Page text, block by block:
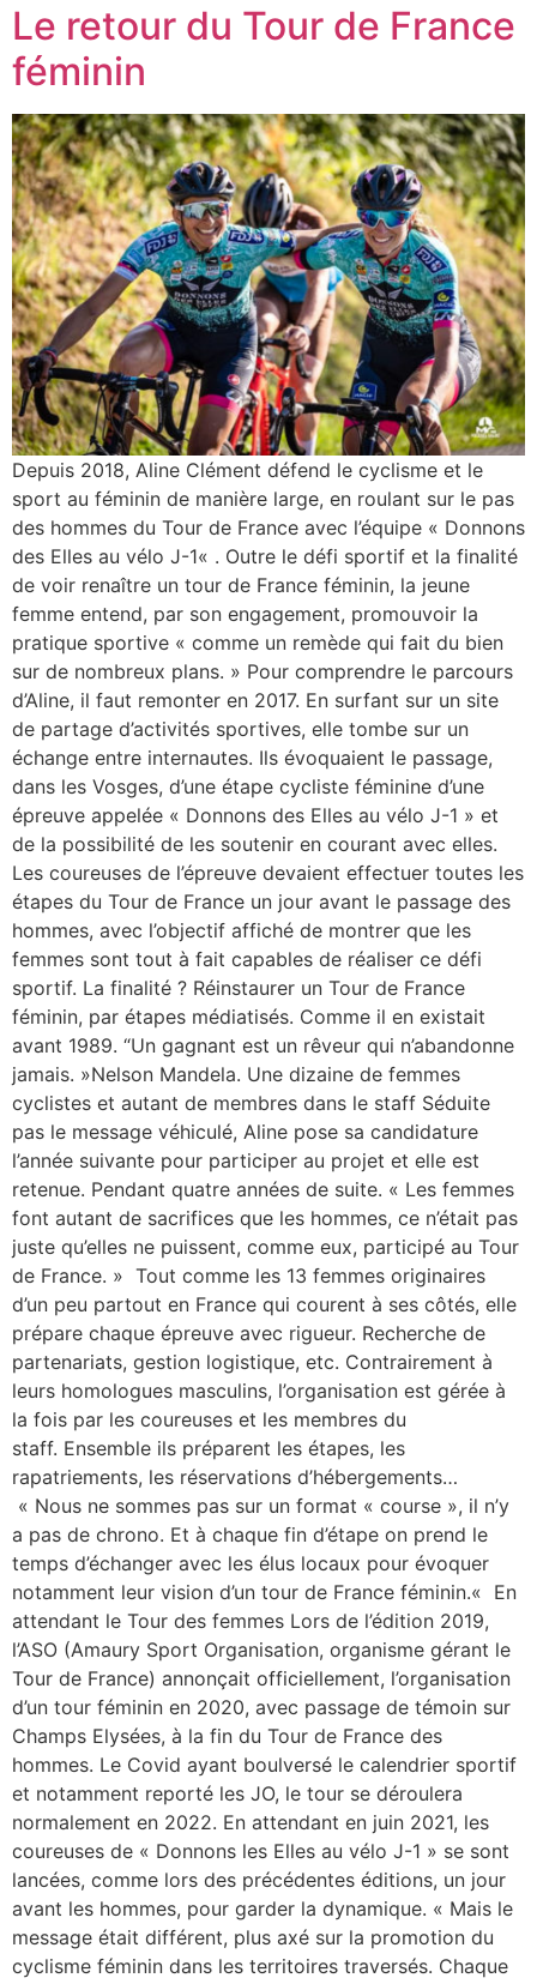
Le retour du Tour de France
féminin
Depuis 2018, Aline Clément défend le cyclisme et le
sport au féminin de manière large, en roulant sur le pas
des hommes du Tour de France avec l’équipe « Donnons
des Elles au vélo J-1« . Outre le défi sportif et la finalité
de voir renaître un tour de France féminin, la jeune
femme entend, par son engagement, promouvoir la
pratique sportive « comme un remède qui fait du bien
sur de nombreux plans. » Pour comprendre le parcours
d’Aline, il faut remonter en 2017. En surfant sur un site
de partage d’activités sportives, elle tombe sur un
échange entre internautes. Ils évoquaient le passage,
dans les Vosges, d’une étape cycliste féminine d’une
épreuve appelée « Donnons des Elles au vélo J-1 » et
de la possibilité de les soutenir en courant avec elles.
Les coureuses de l’épreuve devaient effectuer toutes les
étapes du Tour de France un jour avant le passage des
hommes, avec l’objectif affiché de montrer que les
femmes sont tout à fait capables de réaliser ce défi
sportif. La finalité ? Réinstaurer un Tour de France
féminin, par étapes médiatisés. Comme il en existait
avant 1989. “Un gagnant est un rêveur qui n’abandonne
jamais. »Nelson Mandela. Une dizaine de femmes
cyclistes et autant de membres dans le staff Séduite
pas le message véhiculé, Aline pose sa candidature
l’année suivante pour participer au projet et elle est
retenue. Pendant quatre années de suite. « Les femmes
font autant de sacrifices que les hommes, ce n’était pas
juste qu’elles ne puissent, comme eux, participé au Tour
de France. » Tout comme les 13 femmes originaires
d’un peu partout en France qui courent à ses côtés, elle
prépare chaque épreuve avec rigueur. Recherche de
partenariats, gestion logistique, etc. Contrairement à
leurs homologues masculins, l’organisation est gérée à
la fois par les coureuses et les membres du
staff. Ensemble ils préparent les étapes, les
rapatriements, les réservations d’hébergements…
« Nous ne sommes pas sur un format « course », il n’y
a pas de chrono. Et à chaque fin d’étape on prend le
temps d’échanger avec les élus locaux pour évoquer
notamment leur vision d’un tour de France féminin.« En
attendant le Tour des femmes Lors de l’édition 2019,
l’ASO (Amaury Sport Organisation, organisme gérant le
Tour de France) annonçait officiellement, l’organisation
d’un tour féminin en 2020, avec passage de témoin sur
Champs Elysées, à la fin du Tour de France des
hommes. Le Covid ayant boulversé le calendrier sportif
et notamment reporté les JO, le tour se déroulera
normalement en 2022. En attendant en juin 2021, les
coureuses de « Donnons les Elles au vélo J-1 » se sont
lancées, comme lors des précédentes éditions, un jour
avant les hommes, pour garder la dynamique. « Mais le
message était différent, plus axé sur la promotion du
cyclisme féminin dans les territoires traversés. Chaque